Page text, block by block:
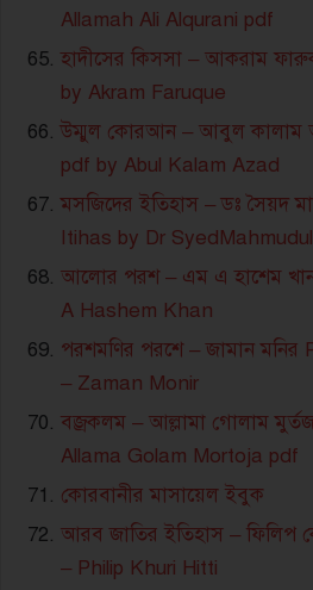
Allamah Ali Alqurani pdf
হাদীসের কিসসা – আকরাম
by Akram Faruque
উম্মুল কোরআন – আবুল কালাম
pdf by Abul Kalam Azad
মসজিদের ইতিহাস – ডঃ সৈয়দ
Itihas by Dr
আলোর পরশ – এম এ হাশেম
A Hashem Khan
পরশমণির পরশে – জামান
– Zaman Monir
বজ্রকলম – আল্লামা গোলাম
Allama Golam Mortoja pdf
কোরবানীর মাসায়েল ইবুক
আরব জাতির ইতিহাস – ফিলিপ
– Philip Khuri Hitti